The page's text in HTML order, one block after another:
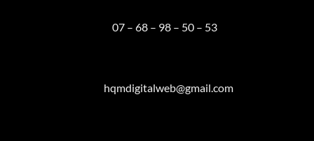
07 – 68 – 98 – 50 – 53
hqmdigitalweb@gmail.com